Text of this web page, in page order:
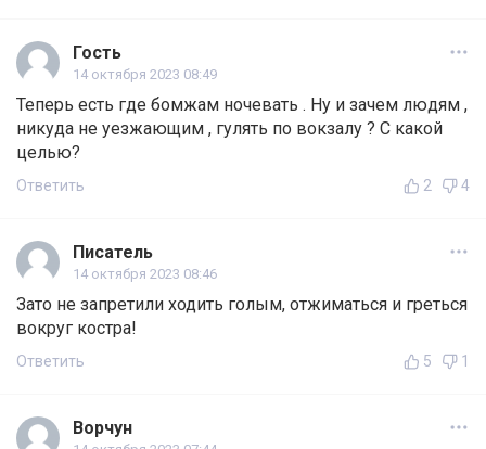
Гость
14 октября 2023 08:49
Теперь есть где бомжам ночевать . Ну и зачем людям ,
никуда не уезжающим , гулять по вокзалу ? С какой
целью?
Ответить 2 4
Писатель
14 октября 2023 08:46
Зато не запретили ходить голым, отжиматься и греться
вокруг костра!
Ответить 5 1
Ворчун